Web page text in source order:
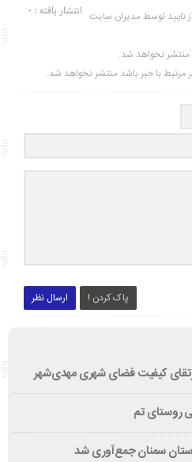
انتشار یافته : ۰ تایید توسط مدیران سایت
منتشر نخواهد شد.
مرتبط با خبر باشد منتشر نخواهد شد.
ارسال نظر پاک کردن !
کیفیت فضای شهری مهدی‌شهر
روستای تم